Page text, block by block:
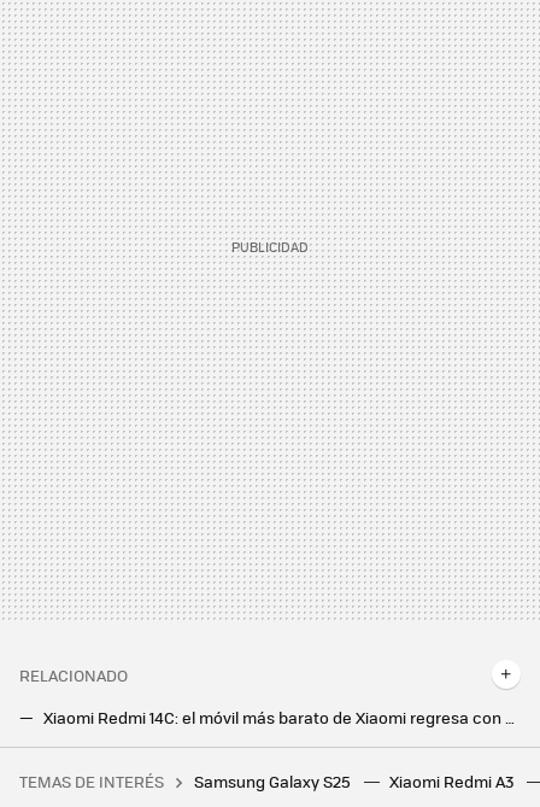
RELACIONADO
Así quedan los nuevos POCO X7 y POCO X7 Pro frente a la generación pasada. ¿Compro el nuevo o elijo un POCO X6?
Francia necesita recortar 40.000 millones de euros. Y ha decidido empezar por algo sagrado en Europa: los festivos
TEMAS DE INTERÉS Samsung Galaxy S25 Xiaomi Redmi A3